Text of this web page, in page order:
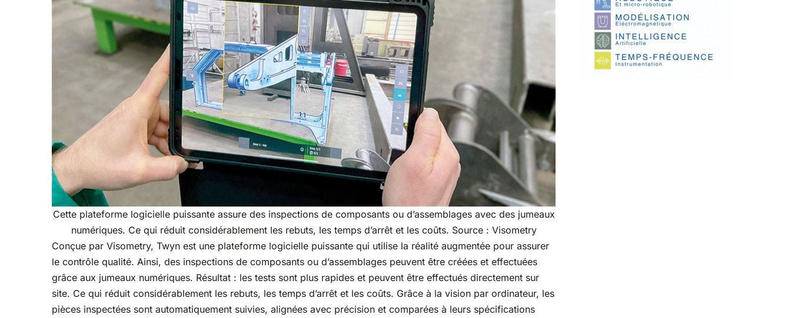
Cette plateforme logicielle puissante assure des inspections de composants ou d’assemblages avec des jumeaux
numériques. Ce qui réduit considérablement les rebuts, les temps d’arrêt et les coûts. Source : Visometry
Conçue par Visometry, Twyn est une plateforme logicielle puissante qui utilise la réalité augmentée pour assurer
le contrôle qualité. Ainsi, des inspections de composants ou d’assemblages peuvent être créées et effectuées
grâce aux jumeaux numériques. Résultat : les tests sont plus rapides et peuvent être effectués directement sur
site. Ce qui réduit considérablement les rebuts, les temps d’arrêt et les coûts. Grâce à la vision par ordinateur, les
pièces inspectées sont automatiquement suivies, alignées avec précision et comparées à leurs spécifications